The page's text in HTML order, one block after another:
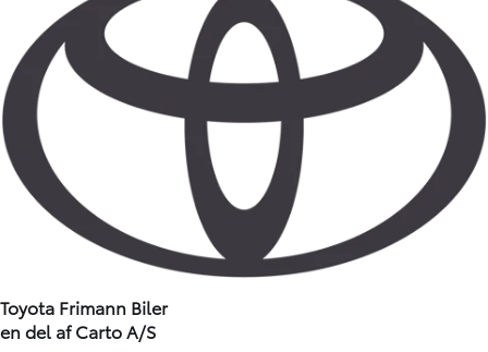
Toyota Frimann Biler
en del af Carto A/S